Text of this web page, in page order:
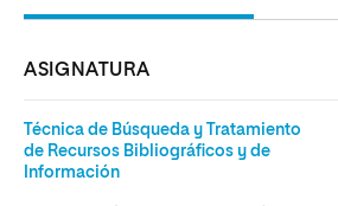
ASIGNATURA
Técnica de Búsqueda y Tratamiento
de Recursos Bibliográficos y de
Información